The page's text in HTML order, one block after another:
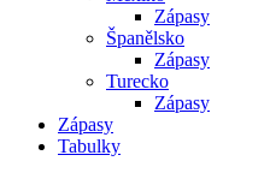
Zápasy
Španělsko
Zápasy
Turecko
Zápasy
Zápasy
Tabulky